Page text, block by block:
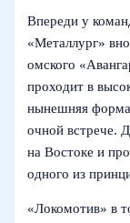
Впереди у
«Металлург»
омского
проходит в
нынешняя форма
очной встрече.
на Востоке и
одного из
«Локомотив» в